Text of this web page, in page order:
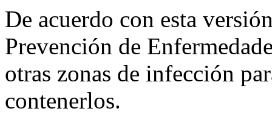
De acuerdo con esta
Prevención de
otras zonas de infección
contenerlos.